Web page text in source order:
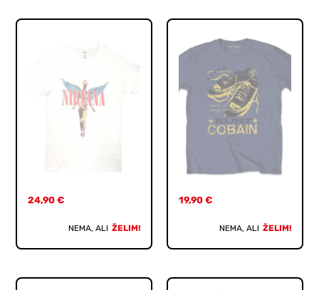
24,90€
NEMA, ALI ŽELIM!
19,90 €
NEMA, ALI ŽELIM!